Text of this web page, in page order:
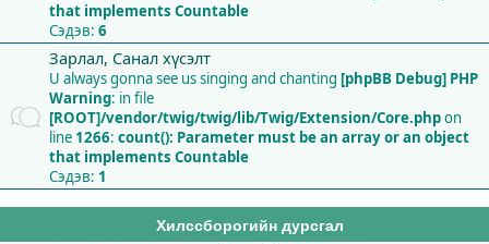
that implements Countable
Сэдэв: 6
Зарлал, Санал хүсэлт
U always gonna see us singing and chanting [phpBB Debug] PHP
Warning: in file
[ROOT]/vendor/twig/twig/lib/Twig/Extension/Core.phpon
line 1266: count(): Parameter must be an array or an object
that implements Countable
Сэдэв: 1
Хилссборогийн дурсгал